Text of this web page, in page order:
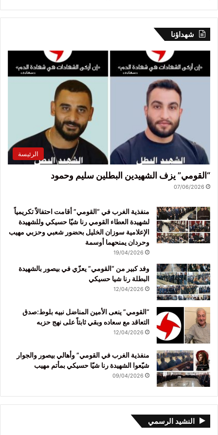
شهداؤنا
الرئيسة
“القومي” يزف الشهيدين البطلين سليم وحمود
07/06/2026
منفذية الغرب في “القومي” أقامت احتفالاً تكريمياً
لشهيدة العطاء القومي رنا شيّا حسيكي وللشهيدة
الإعلامية سوزان الخليل بحضور شعبي وحزبي مهيب
وحردان يمنحهما أوسمة
19/04/2026
وفد كبير من “القومي” يعزّي في بيصور بالشهيدة
البطلة رنا شيا حسيكي
12/04/2026
“القومي” ينعى الأمين المناضل نبيه بلوط:صدق
التعاقد مع سعاده وبقي ثابتاً على نهج حزبه
12/04/2026
منفذية الغرب في القومي” وأهالي بيصور والجوار
شيّعوا الشهيدة رنا شيّا حسيكي بمأتم مهيب
09/04/2026
النشيد الرسمي